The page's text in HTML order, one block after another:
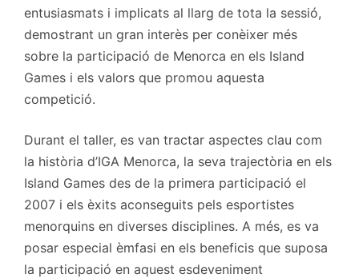
entusiasmats i implicats al llarg de tota la sessió,
demostrant un gran interès per conèixer més
sobre la participació de Menorca en els Island
Games i els valors que promou aquesta
competició.
Durant el taller, es van tractar aspectes clau com
la història d’IGA Menorca, la seva trajectòria en els
Island Games des de la primera participació el
2007 i els èxits aconseguits pels esportistes
menorquins en diverses disciplines. A més, es va
posar especial èmfasi en els beneficis que suposa
la participació en aquest esdeveniment